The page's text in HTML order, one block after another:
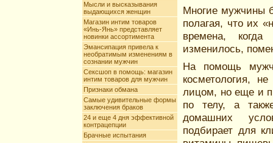
Мысли и высказывания
выдающихся женщин
Магазин интим товаров
«Инь-Янь» представляет
новинки ассортимента
Эмансипация привела к
необратимым изменениям в
сознании мужчин
Сексшоп в помощь: магазин
интим товаров для мужчин
Признаки обмана
Самые удивительные формы
заключения браков
24 и еще 4 дня эффективной
контрацепции
Брачные испытания
Многие мужчины
полагая, что их
времена,
изменилось,
На помощь
косметология,
лицом, но еще и
по телу, а
домашних
подбирает для